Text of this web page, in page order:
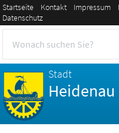
Startseite Kontakt Impressum
Datenschutz
Stadt
Heidenau